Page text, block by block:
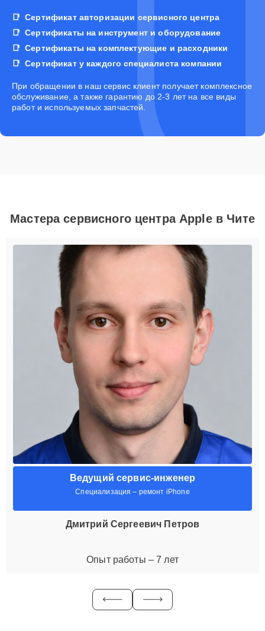
Сертификат авторизации сервисного центра
Сертификаты на инструмент и оборудование
Сертификаты на комплектующие и расходники
Сертификат у каждого специалиста компании
При обращении в наш сервис клиент получает комплексное
обслуживание, а также гарантию до 2-3 лет на все виды
работ и используемых запчастей.
Мастера сервисного центра Apple в Чите
Ведущий сервис-инженер
Специализация – ремонт iPhone
Дмитрий Сергеевич Петров
Опыт работы – 7 лет